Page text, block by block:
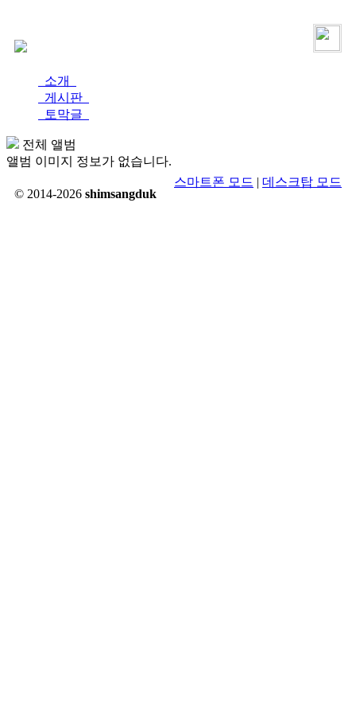
소개
게시판
토막글
전체 앨범
앨범 이미지 정보가 없습니다.
© 2014-2026 shimsangduk
스마트폰 모드 | 데스크탑 모드